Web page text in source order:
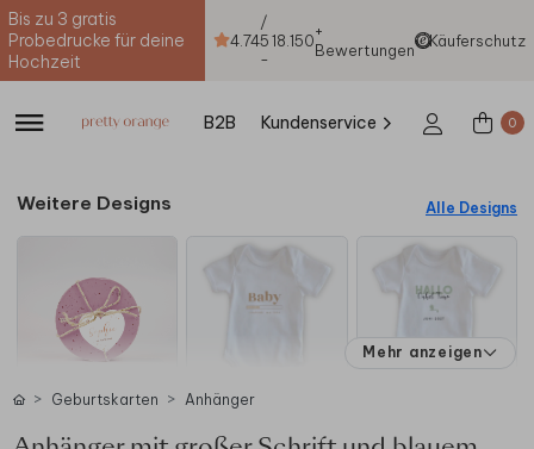
Bis zu 3 gratis
Probedrucke für deine
Hochzeit
4.74
/
5
-
18.150+
Bewertungen
Käuferschutz
B2B Kundenservice 0
Weitere Designs Alle Designs
Mehr anzeigen
Geburtskarten Anhänger